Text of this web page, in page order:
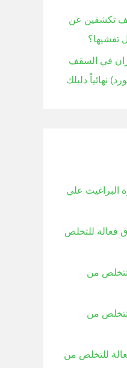
تكشفين عن
تفشيها؟
في السقف
نهائياً دليلك
البراغيث علي
فعالة للتخلص
من
من
للتخلص من